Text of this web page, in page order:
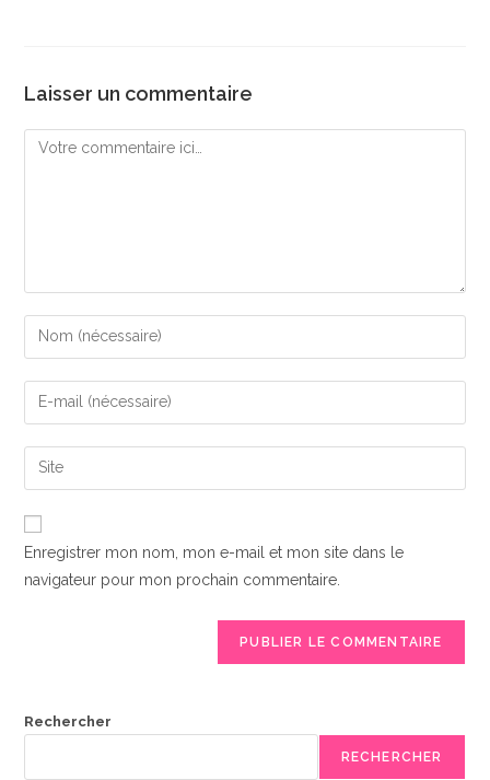
Laisser un commentaire
Comment
Enter
your
name
comment
Enter
your
email
address
comment
Saisir
l’URL
de
(facultatif)
Enregistrer mon nom, mon e-mail et mon site dans le
navigateur pour mon prochain commentaire.
Rechercher
RECHERCHER